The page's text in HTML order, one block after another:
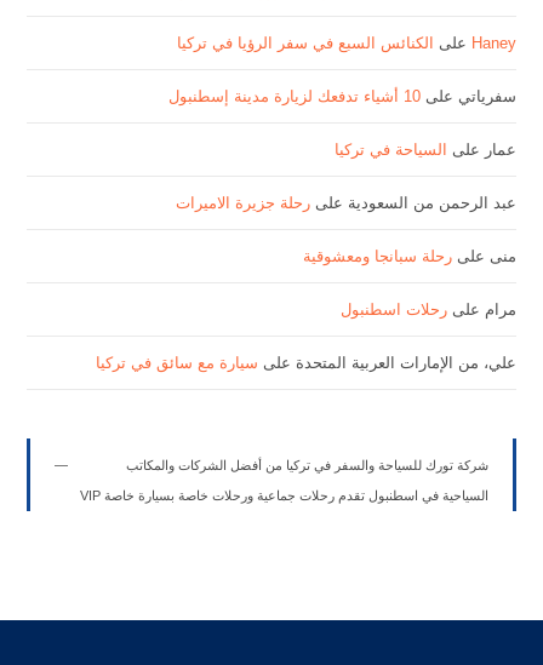
Haney على الكنائس السبع في سفر الرؤيا في تركيا
سفرياتيعلى 10 أشياء تدفعك لزيارة مدينة إسطنبول
عمار على السياحة في تركيا
عبد الرحمن من السعوديةعلى رحلة جزيرة الاميرات
منىعلى رحلة سبانجا ومعشوقية
مرامعلى رحلات اسطنبول
علي، من الإمارات العربية المتحدةعلى سيارة مع سائق في تركيا
شركة تورك للسياحة والسفر في تركيا من أفضل الشركات والمكاتب
السياحية في اسطنبول تقدم رحلات جماعية ورحلات خاصة بسيارة خاصة VIP